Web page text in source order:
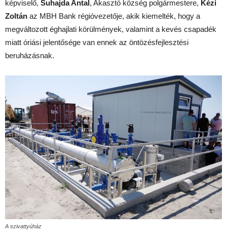
képviselő, Suhajda Antal, Akasztó község polgármestere, Kézi
Zoltán az MBH Bank régióvezetője, akik kiemelték, hogy a
megváltozott éghajlati körülmények, valamint a kevés csapadék
miatt óriási jelentősége van ennek az öntözésfejlesztési
beruházásnak.
A szivattyúház